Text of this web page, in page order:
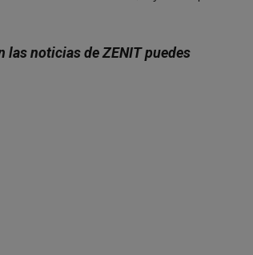
las noticias de ZENIT puedes